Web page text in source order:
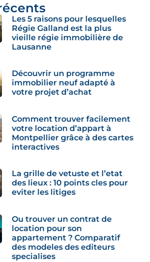
Les 5 raisons pour lesquelles
Régie Galland est la plus
vieille régie immobilière de
Lausanne
Découvrir un programme
immobilier neuf adapté à
votre projet d’achat
Comment trouver facilement
votre location d’appart à
Montpellier grâce à des cartes
interactives
La grille de vetuste et l’etat
des lieux : 10 points cles pour
eviter les litiges
Ou trouver un contrat de
location pour son
appartement ? Comparatif
des modeles des editeurs
specialises